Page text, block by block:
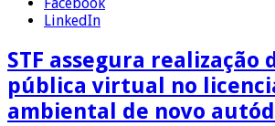
Facebook
LinkedIn
STF assegura realização
pública virtual no
ambiental de novo